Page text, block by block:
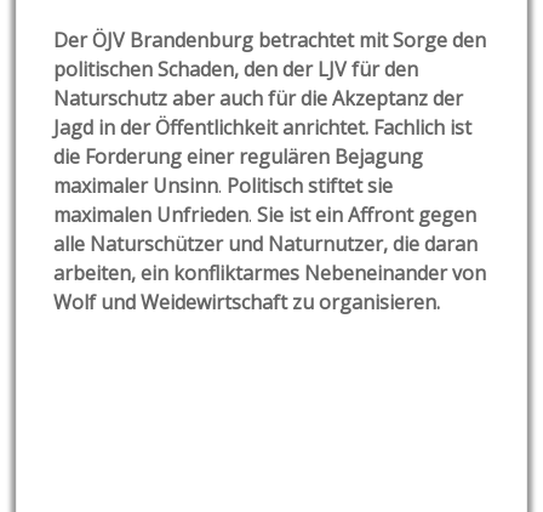
Der ÖJV Brandenburg betrachtet mit Sorge den
politischen Schaden, den der LJV für den
Naturschutz aber auch für die Akzeptanz der
Jagd in der Öffentlichkeit anrichtet. Fachlich ist
die Forderung einer regulären Bejagung
maximaler Unsinn. Politisch stiftet sie
maximalen Unfrieden.Sie ist ein Affront gegen
alle Naturschützer und Naturnutzer, die daran
arbeiten, ein konfliktarmes Nebeneinander von
Wolf und Weidewirtschaft zu organisieren.